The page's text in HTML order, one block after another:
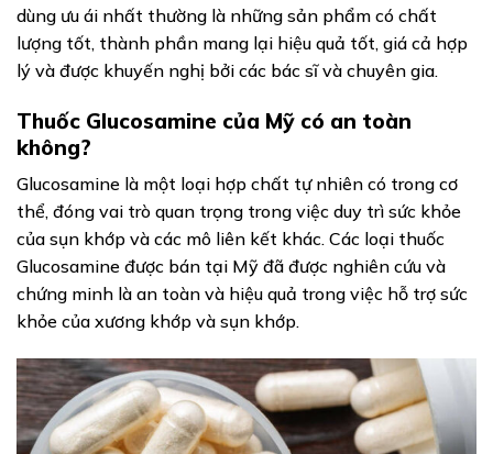
dùng ưu ái nhất thường là những sản phẩm có chất
lượng tốt, thành phần mang lại hiệu quả tốt, giá cả hợp
lý và được khuyến nghị bởi các bác sĩ và chuyên gia.
Thuốc Glucosamine của Mỹ có an toàn
không?
Glucosamine là một loại hợp chất tự nhiên có trong cơ
thể, đóng vai trò quan trọng trong việc duy trì sức khỏe
của sụn khớp và các mô liên kết khác. Các loại thuốc
Glucosamine được bán tại Mỹ đã được nghiên cứu và
chứng minh là an toàn và hiệu quả trong việc hỗ trợ sức
khỏe của xương khớp và sụn khớp.